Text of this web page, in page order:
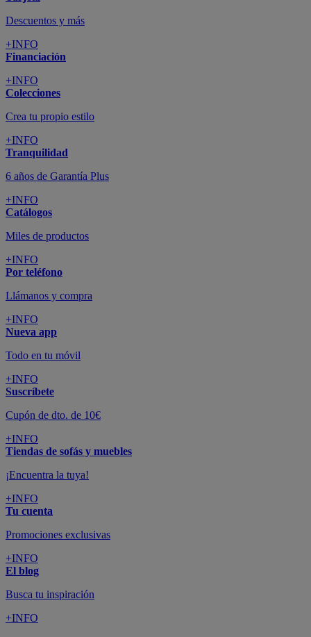
Descuentos y más
+INFO
Financiación
+INFO
Colecciones
Crea tu propio estilo
+INFO
Tranquilidad
6 años de Garantía Plus
+INFO
Catálogos
Miles de productos
+INFO
Por teléfono
Llámanos y compra
+INFO
Nueva app
Todo en tu móvil
+INFO
Suscríbete
Cupón de dto. de 10€
+INFO
Tiendas de sofás y muebles
¡Encuentra la tuya!
+INFO
Tu cuenta
Promociones exclusivas
+INFO
El blog
Busca tu inspiración
+INFO